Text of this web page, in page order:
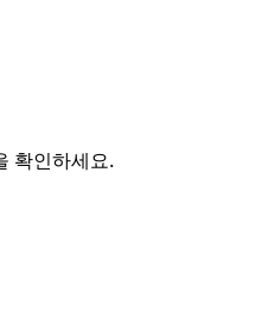
확인하세요.